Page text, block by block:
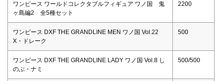
ワンピース ワールドコレクタブルフィギュア ワノ国 鬼
ヶ島編2 全5種セット
2200
ワンピース DXF THE GRANDLINE MEN ワノ国 Vol.22
X・ドレーク
500
ワンピース DXF THE GRANDLINE LADY ワノ国 Vol.8 し
のぶ・ナミ
500/500